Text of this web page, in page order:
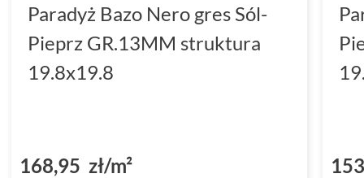
Paradyż Bazo Nero gres Sól-
Pieprz GR.13MM struktura
19.8x19.8
168,95 zł/m²